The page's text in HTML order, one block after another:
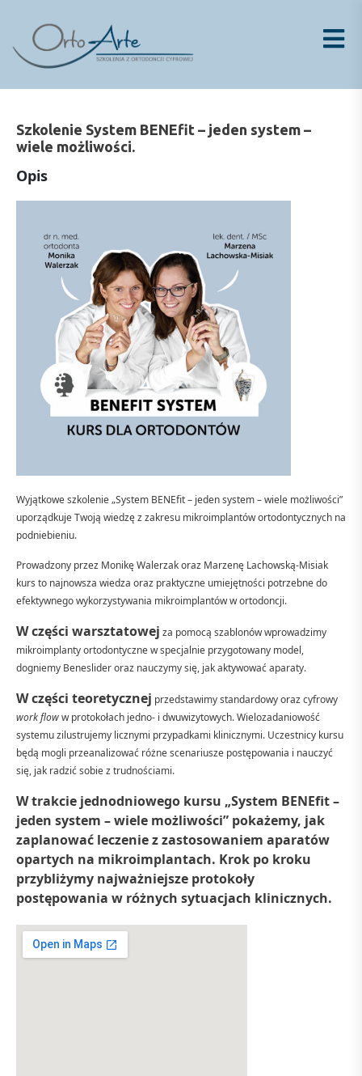
content
Szkolenie System BENEfit – jeden system –
wiele możliwości.
Opis
Wyjątkowe szkolenie „System BENEfit – jeden system – wiele możliwości”
uporządkuje Twoją wiedzę z zakresu mikroimplantów ortodontycznych na
podniebieniu.
Prowadzony przez Monikę Walerzak oraz Marzenę Lachowską-Misiak
kurs to najnowsza wiedza oraz praktyczne umiejętności potrzebne do
efektywnego wykorzystywania mikroimplantów w ortodoncji.
W części warsztatowej za pomocą szablonów wprowadzimy
mikroimplanty ortodontyczne w specjalnie przygotowany model,
dogniemy Beneslider oraz nauczymy się, jak aktywować aparaty.
W części teoretycznej przedstawimy standardowy oraz cyfrowy
work floww protokołach jedno- i dwuwizytowych. Wielozadaniowość
systemu zilustrujemy licznymi przypadkami klinicznymi. Uczestnicy kursu
będą mogli przeanalizować różne scenariusze postępowania i nauczyć
się, jak radzić sobie z trudnościami.
W trakcie jednodniowego kursu „System BENEfit –
jeden system – wiele możliwości” pokażemy, jak
zaplanować leczenie z zastosowaniem aparatów
opartych na mikroimplantach. Krok po kroku
przybliżymy najważniejsze protokoły
postępowania w różnych sytuacjach klinicznych.